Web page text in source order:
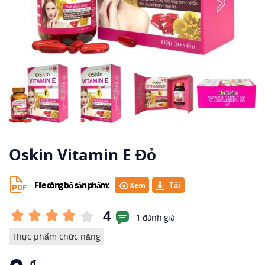
Oskin Vitamin E Đỏ
File công bố sản phẩm: Xem
4
1 đánh giá
Thực phẩm chức năng